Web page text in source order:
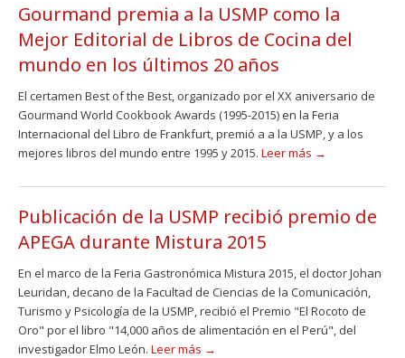
Gourmand premia a la USMP como la
Mejor Editorial de Libros de Cocina del
mundo en los últimos 20 años
El certamen Best of the Best, organizado por el XX aniversario de
Gourmand World Cookbook Awards (1995-2015) en la Feria
Internacional del Libro de Frankfurt, premió a a la USMP, y a los
mejores libros del mundo entre 1995 y 2015. Leer más →
Publicación de la USMP recibió premio de
APEGA durante Mistura 2015
En el marco de la Feria Gastronómica Mistura 2015, el doctor Johan
Leuridan, decano de la Facultad de Ciencias de la Comunicación,
Turismo y Psicología de la USMP, recibió el Premio "El Rocoto de
Oro" por el libro "14,000 años de alimentación en el Perú", del
investigador Elmo León. Leer más →